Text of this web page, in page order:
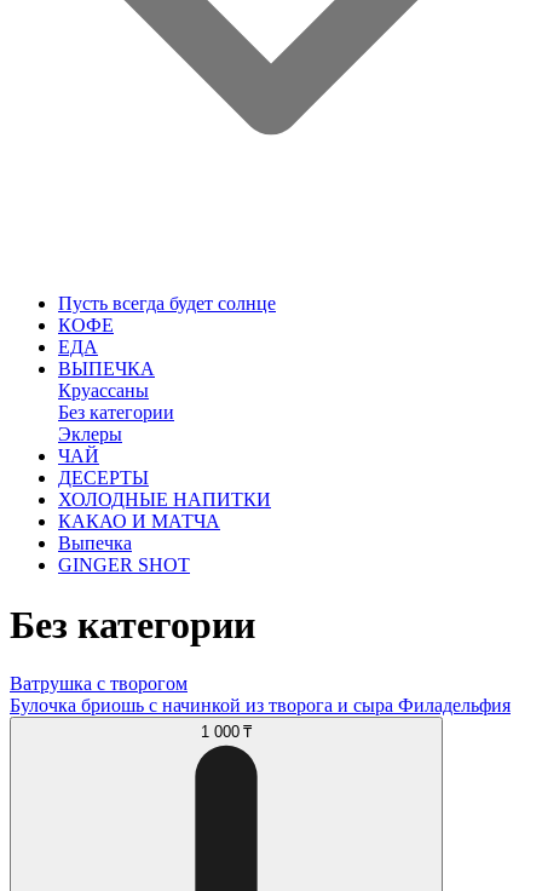
Пусть всегда будет солнце
КОФЕ
ЕДА
ВЫПЕЧКА
Круассаны
Без категории
Эклеры
ЧАЙ
ДЕСЕРТЫ
ХОЛОДНЫЕ НАПИТКИ
КАКАО И МАТЧА
Выпечка
GINGER SHOT
Без категории
Ватрушка с творогом
Булочка бриошь с начинкой из творога и сыра Филадельфия
1 000 ₸